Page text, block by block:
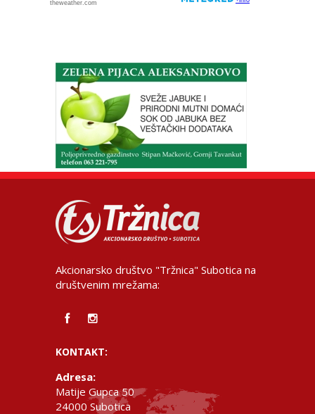
Akcionarsko društvo "Tržnica" Subotica na
društvenim mrežama:
KONTAKT:
Adresa:
Matije Gupca 50
24000 Subotica